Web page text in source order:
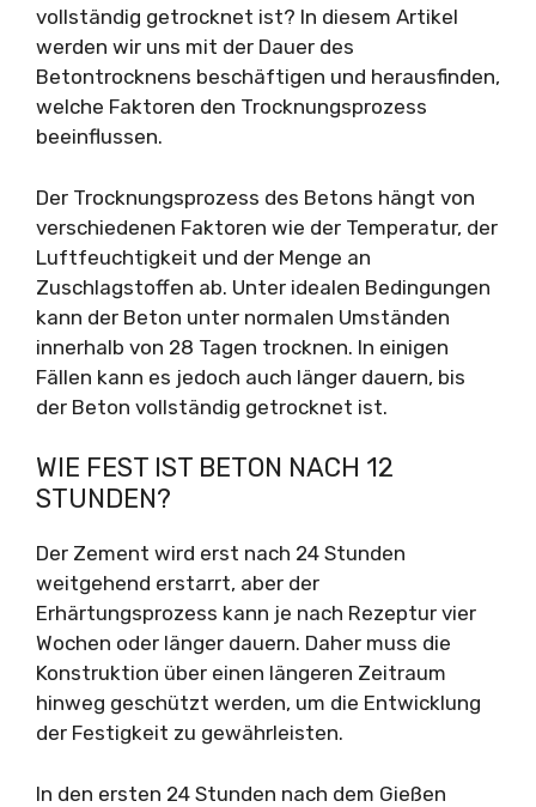
vollständig getrocknet ist? In diesem Artikel
werden wir uns mit der Dauer des
Betontrocknens beschäftigen und herausfinden,
welche Faktoren den Trocknungsprozess
beeinflussen.
Der Trocknungsprozess des Betons hängt von
verschiedenen Faktoren wie der Temperatur, der
Luftfeuchtigkeit und der Menge an
Zuschlagstoffen ab. Unter idealen Bedingungen
kann der Beton unter normalen Umständen
innerhalb von 28 Tagen trocknen. In einigen
Fällen kann es jedoch auch länger dauern, bis
der Beton vollständig getrocknet ist.
WIE FEST IST BETON NACH 12
STUNDEN?
Der Zement wird erst nach 24 Stunden
weitgehend erstarrt, aber der
Erhärtungsprozess kann je nach Rezeptur vier
Wochen oder länger dauern. Daher muss die
Konstruktion über einen längeren Zeitraum
hinweg geschützt werden, um die Entwicklung
der Festigkeit zu gewährleisten.
In den ersten 24 Stunden nach dem Gießen